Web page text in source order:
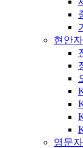
현안
영문